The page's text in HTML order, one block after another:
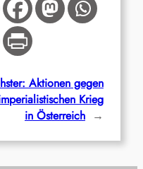
Aktionen gegen
Krieg
in Österreich →